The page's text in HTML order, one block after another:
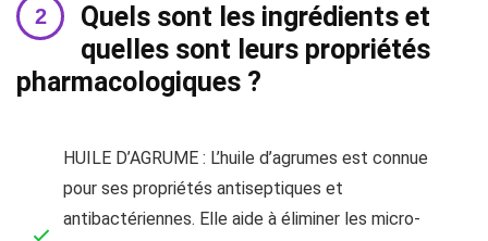
Quels sont les ingrédients et
quelles sont leurs propriétés
pharmacologiques ?
HUILE D’AGRUME : L’huile d’agrumes est connue
pour ses propriétés antiseptiques et
antibactériennes. Elle aide à éliminer les micro-